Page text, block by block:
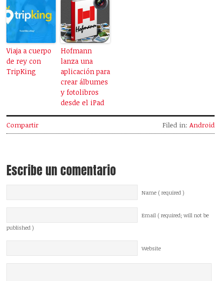
Viaja a cuerpo
de rey con
TripKing
Hofmann
lanza una
aplicación para
crear álbumes
y fotolibros
desde el iPad
Compartir Filed in: Android
Escribe un comentario
Name ( required )
Email ( required; will not be
published )
Website